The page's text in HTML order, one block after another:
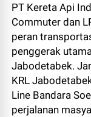
PT Kereta Api
Commuter dan
peran
penggerak
Jabodetabek.
KRL
Line Bandara
perjalanan